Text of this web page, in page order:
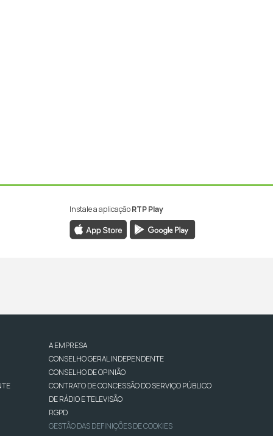
Instale a aplicaçãoRTP Play
A EMPRESA
CONSELHO GERAL INDEPENDENTE
CONSELHO DE OPINIÃO
CONTRATO DE CONCESSÃO DO SERVIÇO PÚBLICO
DE RÁDIO E TELEVISÃO
RGPD
GESTÃO DAS DEFINIÇÕES DE COOKIES